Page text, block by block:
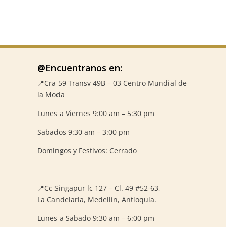
@Encuentranos en:
📍Cra 59 Transv 49B – 03 Centro Mundial de
la Moda
Lunes a Viernes 9:00 am – 5:30 pm
Sabados 9:30 am – 3:00 pm
Domingos y Festivos: Cerrado
📍Cc Singapur lc 127 – Cl. 49 #52-63,
La Candelaria, Medellín, Antioquia.
Lunes a Sabado 9:30 am – 6:00 pm